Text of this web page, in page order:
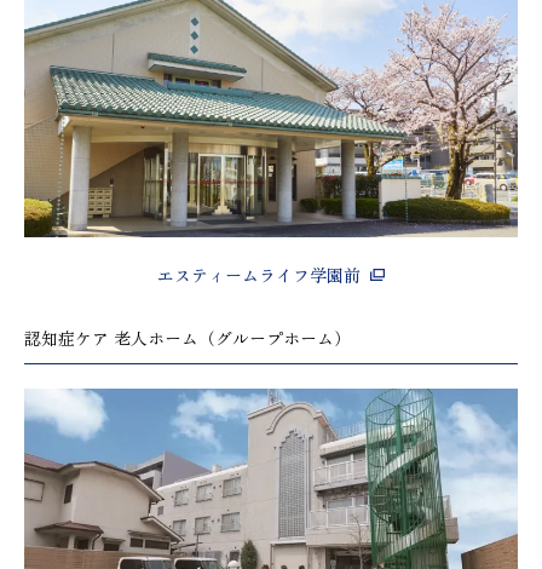
エスティームライフ学園前
認知症ケア 老人ホーム（グループホーム）